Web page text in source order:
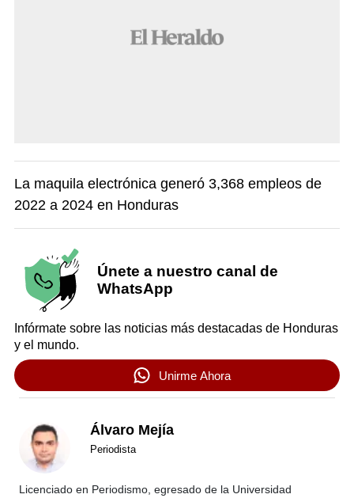
La maquila electrónica generó 3,368 empleos de
2022 a 2024 en Honduras
Únete a nuestro canal de
WhatsApp
Infórmate sobre las noticias más destacadas de Honduras
y el mundo.
Unirme Ahora
Álvaro Mejía
Periodista
Licenciado en Periodismo, egresado de la Universidad